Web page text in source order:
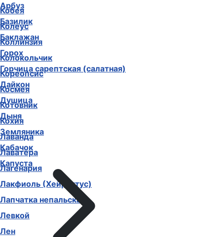
Кобея
Колеус
Коллинзия
Колокольчик
Кореопсис
Космея
Котовник
Кохия
Лаванда
Лаватера
Лагенария
Лакфиоль (Хейрантус)
Лапчатка непальская
Левкой
Лен
Арбуз
Базилик
Баклажан
Горох
Горчица сарептская (салатная)
Дайкон
Душица
Дыня
Земляника
Кабачок
Капуста